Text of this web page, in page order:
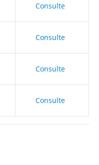
Consulte
Consulte
Consulte
Consulte